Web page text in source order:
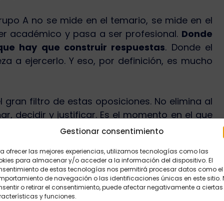
Gestionar consentimiento
ofrecer las mejores experiencias, utilizamos tecnologías como las
para almacenar y/o acceder a la información del dispositivo. El
de estas tecnologías nos permitirá procesar datos como el
de navegación o las identificaciones únicas en este sitio.
o retirar el consentimiento, puede afectar negativamente a ciertas
y funciones.
A no se mide en el temario, se mide en el
académico y pasa a ser profesional. Donde
hay que construir respuestas. Donde el
a ejercerlo. Y eso, por definición, es mucho
filtro de estas oposiciones. No elimina al
decidir y justificar. Es el momento en el que
no.
se aprenden memorizando el temario: